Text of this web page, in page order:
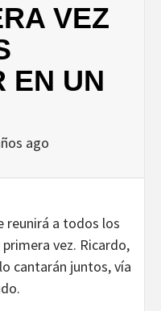
VEZ
EN UN
ago
reunirá a todos los
vez. Ricardo,
cantarán juntos, vía